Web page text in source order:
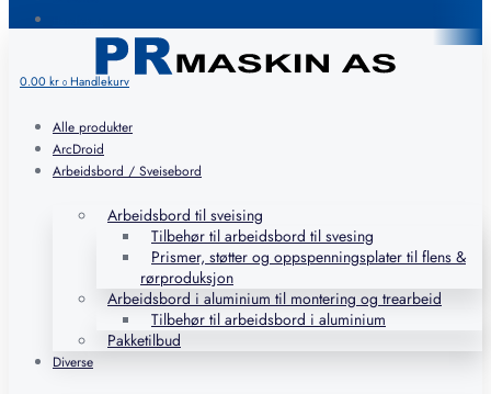
0.00kr 0 Handlekurv
Alle produkter
ArcDroid
Arbeidsbord / Sveisebord
Arbeidsbord til sveising
Tilbehør til arbeidsbord til svesing
Prismer, støtter og oppspenningsplater til flens &
rørproduksjon
Arbeidsbord i aluminium til montering og trearbeid
Tilbehør til arbeidsbord i aluminium
Pakketilbud
Diverse